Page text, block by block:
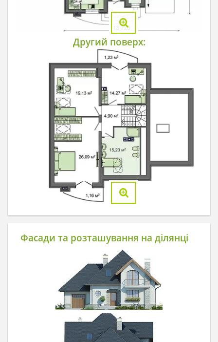
Другий поверх:
Фасади та розташування на ділянці